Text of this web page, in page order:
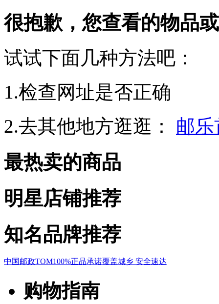
很抱歉，您查看的物品
试试下面几种方法吧：
1.检查网址是否正确
2.去其他地方逛逛：
邮
最热卖的商品
明星店铺推荐
知名品牌推荐
中国邮政TOM100%正品承诺覆盖城乡 安全速达
购物指南